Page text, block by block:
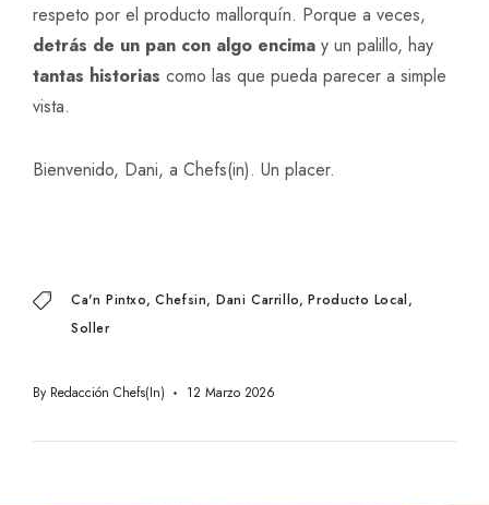
respeto por el producto mallorquín. Porque a veces,
detrás de un pan con algo encima y un palillo, hay
tantas historias como las que pueda parecer a simple
vista.
Bienvenido, Dani, a Chefs(in). Un placer.
Ca'n Pintxo Chefsin Dani Carrillo Producto Local
Soller
By Redacción Chefs(in) 12 Marzo 2026